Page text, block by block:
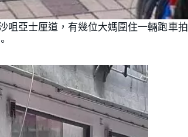
咀亞士厘道，有幾位大媽圍住一輛跑車拍